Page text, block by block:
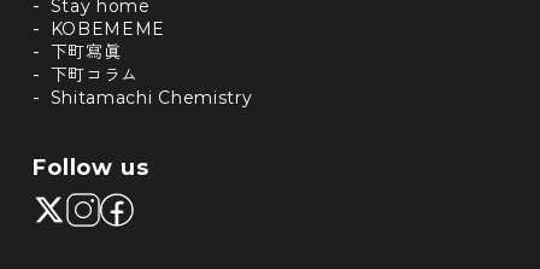
Stay home
KOBEMEME
下町寫眞
下町コラム
Shitamachi Chemistry
Follow us